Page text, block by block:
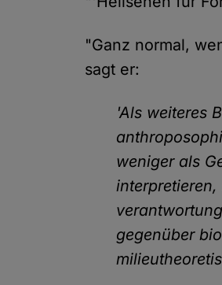
"Ganz normal,
sagt er:
'Als weiteres
weniger als
gegenüber